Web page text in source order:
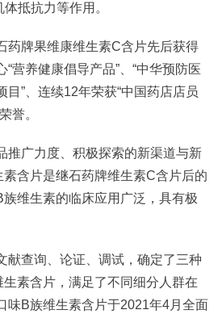
抵抗力等作用。
药牌果维康维生素C含片先后获得
营养健康倡导产品”、“中华预防医
”、连续12年荣获“中国药店店员
誉。
推广力度、积极探索的新渠道与新
含片是继石药牌维生素C含片后的
维生素的临床应用广泛，具有极
献查询、论证、调试，确定了三种
素含片，满足了不同细分人群在
味B族维生素含片于2021年4月全面